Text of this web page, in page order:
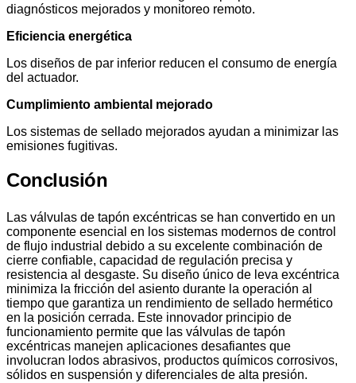
diagnósticos mejorados y monitoreo remoto.
Eficiencia energética
Los diseños de par inferior reducen el consumo de energía
del actuador.
Cumplimiento ambiental mejorado
Los sistemas de sellado mejorados ayudan a minimizar las
emisiones fugitivas.
Conclusión
Las válvulas de tapón excéntricas se han convertido en un
componente esencial en los sistemas modernos de control
de flujo industrial debido a su excelente combinación de
cierre confiable, capacidad de regulación precisa y
resistencia al desgaste. Su diseño único de leva excéntrica
minimiza la fricción del asiento durante la operación al
tiempo que garantiza un rendimiento de sellado hermético
en la posición cerrada. Este innovador principio de
funcionamiento permite que las válvulas de tapón
excéntricas manejen aplicaciones desafiantes que
involucran lodos abrasivos, productos químicos corrosivos,
sólidos en suspensión y diferenciales de alta presión.